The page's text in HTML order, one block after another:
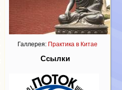
Галлерея: Практика в Китае
Ссылки